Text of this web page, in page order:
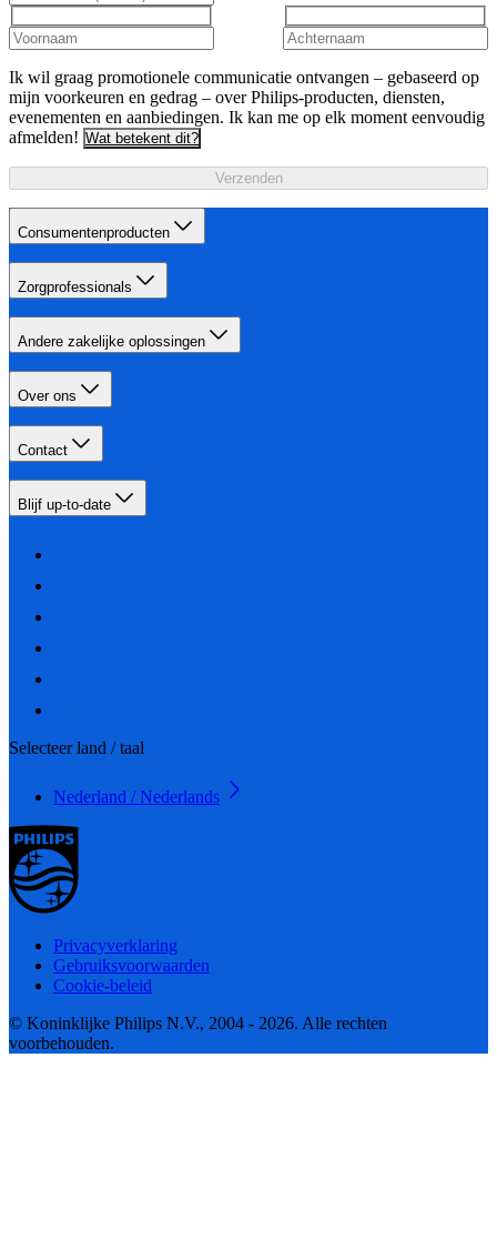
Ik wil graag promotionele communicatie ontvangen – gebaseerd op
mijn voorkeuren en gedrag – over Philips-producten, diensten,
evenementen en aanbiedingen. Ik kan me op elk moment eenvoudig
afmelden! Wat betekent dit?
Verzenden
Consumentenproducten
Zorgprofessionals
Andere zakelijke oplossingen
Over ons
Contact
Blijf up-to-date
Selecteer land / taal
Nederland / Nederlands
Privacyverklaring
Gebruiksvoorwaarden
Cookie-beleid
© Koninklijke Philips N.V., 2004 - 2026. Alle rechten
voorbehouden.